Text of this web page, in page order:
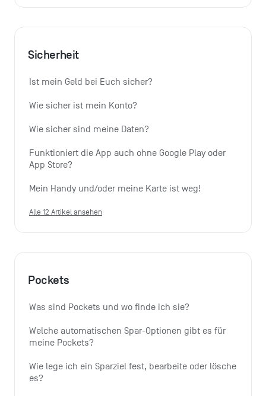
Sicherheit
Ist mein Geld bei Euch sicher?
Wie sicher ist mein Konto?
Wie sicher sind meine Daten?
Funktioniert die App auch ohne Google Play oder
App Store?
Mein Handy und/oder meine Karte ist weg!
Alle 12 Artikel ansehen
Pockets
Was sind Pockets und wo finde ich sie?
Welche automatischen Spar-Optionen gibt es für
meine Pockets?
Wie lege ich ein Sparziel fest, bearbeite oder lösche
es?